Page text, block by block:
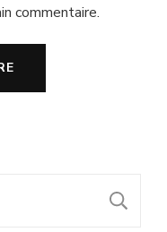
commentaire.